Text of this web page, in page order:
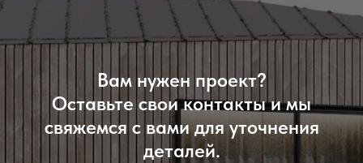
Вам нужен проект?
Оставьте свои контакты и мы
свяжемся с вами для уточнения
деталей.